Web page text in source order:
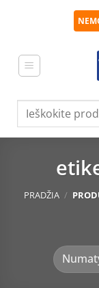
Ieškoti:
PRADŽIA /